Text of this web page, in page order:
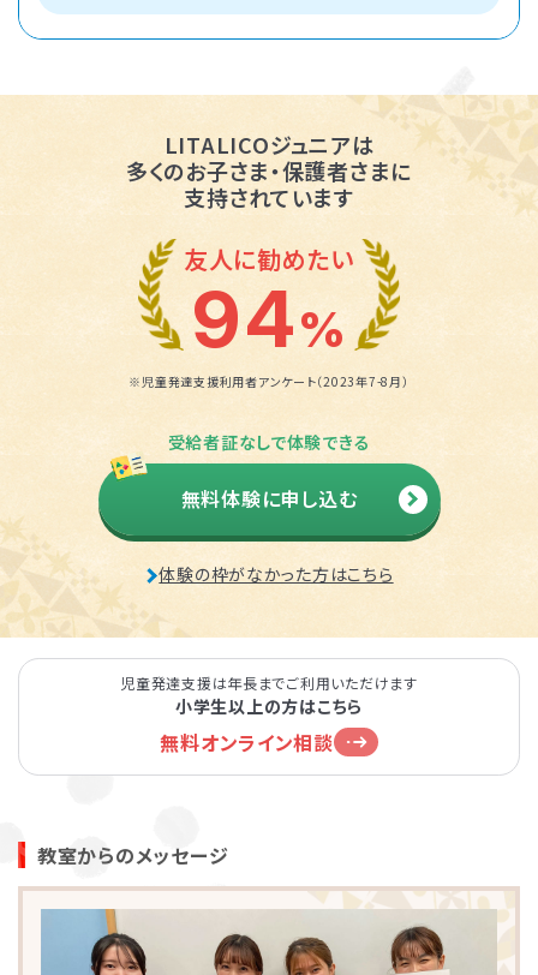
LITALICOジュニアは
多くのお子さま・保護者さまに
支持されています
友人に勧めたい
94%
※児童発達支援利用者アンケート（2023年7-8月）
受給者証なしで体験できる
無料体験に申し込む
体験の枠がなかった方はこちら
児童発達支援は年長までご利用いただけます
小学生以上の方はこちら
無料オンライン相談
教室からのメッセージ